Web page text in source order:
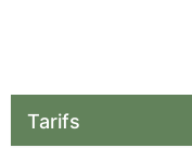
Tarifs